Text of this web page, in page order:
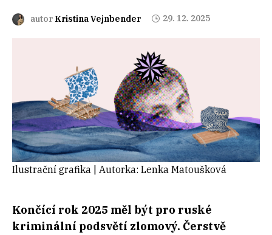
autor Kristina Vejnbender 29. 12. 2025
Ilustrační grafika | Autorka: Lenka Matoušková
Končící rok 2025 měl být pro ruské
kriminální podsvětí zlomový. Čerstvě